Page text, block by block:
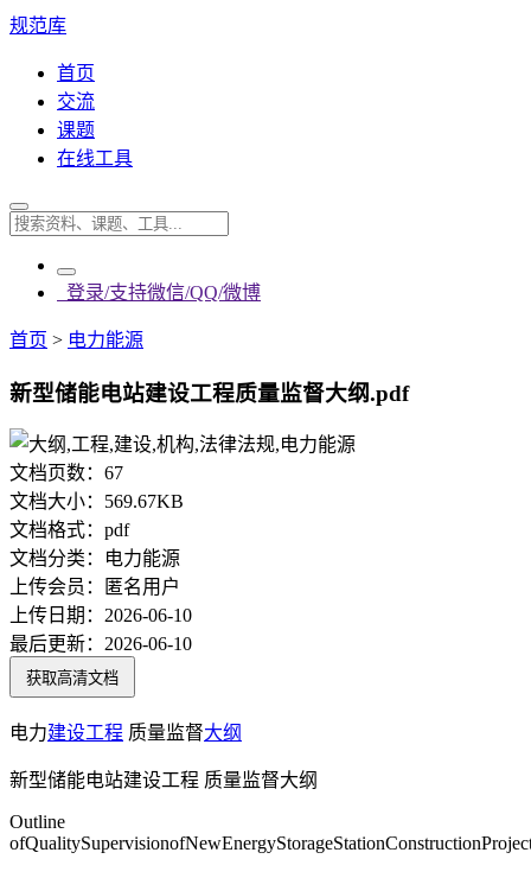
规范库
首页
交流
课题
在线工具
登录/支持微信/QQ/微博
首页 > 电力能源
新型储能电站建设工程质量监督大纲.pdf
文档页数： 67
文档大小： 569.67KB
文档格式： pdf
文档分类：
电力能源
上传会员：
匿名用户
上传日期： 2026-06-10
最后更新： 2026-06-10
获取高清文档
电力建设工程 质量监督大纲
新型储能电站建设工程 质量监督大纲
Outline